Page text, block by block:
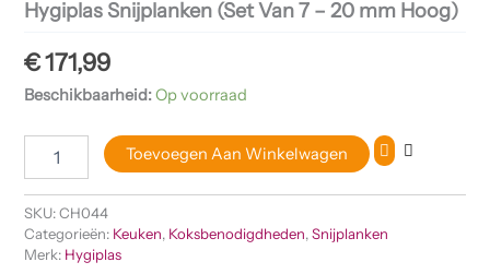
Hygiplas Snijplanken (Set Van 7 – 20 mm Hoog)
€171,99
Beschikbaarheid:Op voorraad
Toevoegen Aan Winkelwagen
SKU:CH044
Categorieën: Keuken, Koksbenodigdheden,Snijplanken
Merk: Hygiplas